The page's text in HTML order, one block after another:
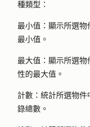
種類型：
最小值： 顯示所選物
最小值。
最大值： 顯示所選物
性的最大值。
計數： 統計所選物件
錄總數。